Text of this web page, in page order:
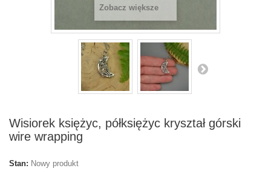
Zobacz większe
Wisiorek księżyc, półksiężyc kryształ górski
wire wrapping
Stan: Nowy produkt